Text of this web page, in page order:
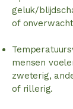
geluk/
of
mensen
zweterig,
of rillerig.